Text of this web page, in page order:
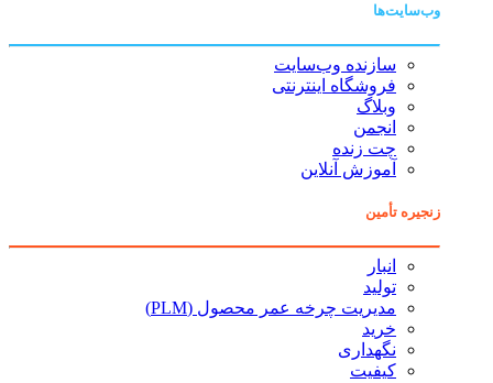
وب‌سایت‌ها
سازنده وب‌سایت
فروشگاه اینترنتی
وبلاگ
انجمن
چت زنده
آموزش آنلاین
زنجیره تأمین
انبار
تولید
مدیریت چرخه عمر محصول (PLM)
خرید
نگهداری
کیفیت